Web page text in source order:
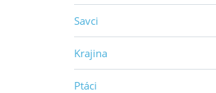
Savci
Krajina
Ptáci